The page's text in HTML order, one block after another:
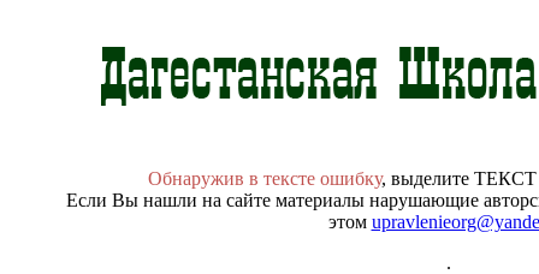
Обнаружив в тексте ошибку, выделите
Если Вы нашли на сайте материалы нарушающие
этом
.